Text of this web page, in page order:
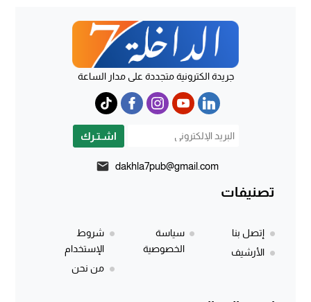
جريدة الكترونية متجددة على مدار الساعة
اشـتـرك
dakhla7pub@gmail.com
تصنيفات
إتصل بنا
الأرشيف
سياسة
الخصوصية
شروط
الإستخدام
من نحن